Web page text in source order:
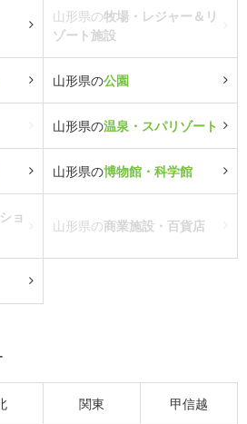
山形県の牧場・レジャー＆リ
ゾート施設
山形県の公園
山形県の温泉・スパリゾート
山形県の博物館・科学館
ョ
山形県の商業施設・百貨店
関東 甲信越